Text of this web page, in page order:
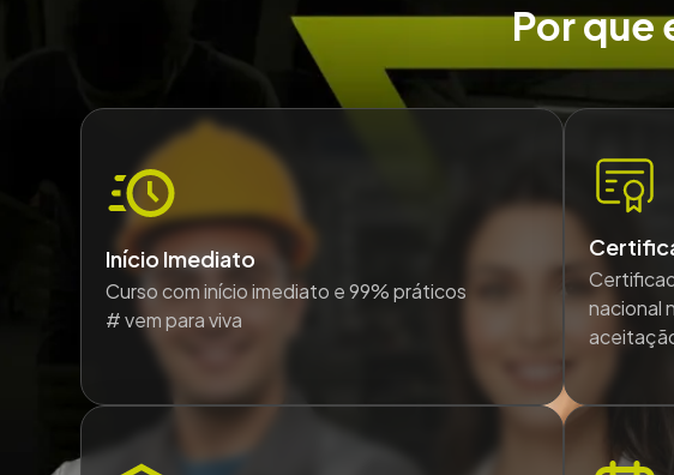
Por que
Início Imediato
Curso com início imediato e 99% práticos
# vem para viva
nacional